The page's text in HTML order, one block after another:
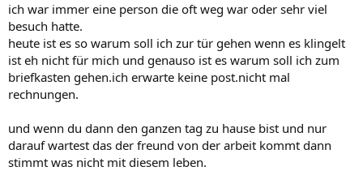
ich war immer eine person die oft weg war oder sehr viel
besuch hatte.
heute ist es so warum soll ich zur tür gehen wenn es klingelt
ist eh nicht für mich und genauso ist es warum soll ich zum
briefkasten gehen.ich erwarte keine post.nicht mal
rechnungen.
und wenn du dann den ganzen tag zu hause bist und nur
darauf wartest das der freund von der arbeit kommt dann
stimmt was nicht mit diesem leben.